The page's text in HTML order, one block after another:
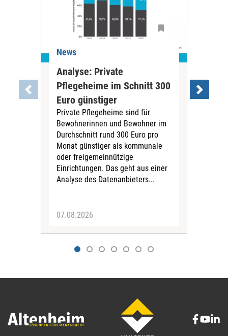
News
Analyse: Private
Pflegeheime im Schnitt 300
Euro günstiger
Private Pflegeheime sind für
Bewohnerinnen und Bewohner im
Durchschnitt rund 300 Euro pro
Monat günstiger als kommunale
oder freigemeinnützige
Einrichtungen. Das geht aus einer
Analyse des Datenanbieters...
07.08.2026